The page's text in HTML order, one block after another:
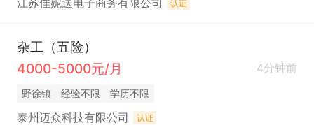
江苏佳妮送电子商务有限公司 认证
杂工（五险）
4000-5000元/月
4分钟前
野徐镇 经验不限 学历不限
泰州迈众科技有限公司 认证